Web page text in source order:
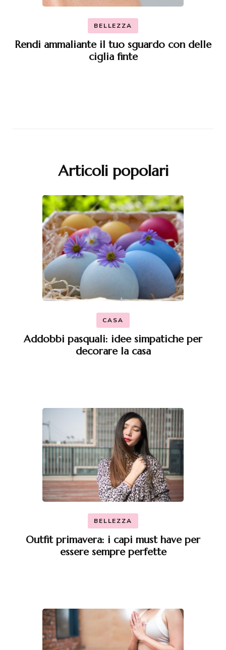
BELLEZZA
Rendi ammaliante il tuo sguardo con delle
ciglia finte
Articoli popolari
CASA
Addobbi pasquali: idee simpatiche per
decorare la casa
BELLEZZA
Outfit primavera: i capi must have per
essere sempre perfette